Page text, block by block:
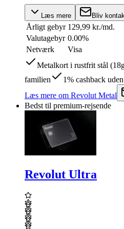
Læs mere Bliv
Årligt gebyr 129,99 kr./md.
Valutagebyr 0.00%
Netværk
Visa
Metalkort i rustfrit stål
familien
1% cashback
Læs mere om Revolut Metal
Bedst til premium-rejsende
Revolut Ultra